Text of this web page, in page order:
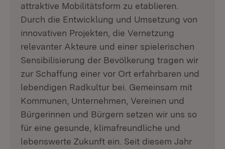
attraktive Mobilitätsform zu etablieren.
Durch die Entwicklung und Umsetzung von
innovativen Projekten, die Vernetzung
relevanter Akteure und einer spielerischen
Sensibilisierung der Bevölkerung tragen wir
zur Schaffung einer vor Ort erfahrbaren und
lebendigen Radkultur bei. Gemeinsam mit
Kommunen, Unternehmen, Vereinen und
Bürgerinnen und Bürgern setzen wir uns so
für eine gesunde, klimafreundliche und
lebenswerte Zukunft ein. Seit diesem Jahr